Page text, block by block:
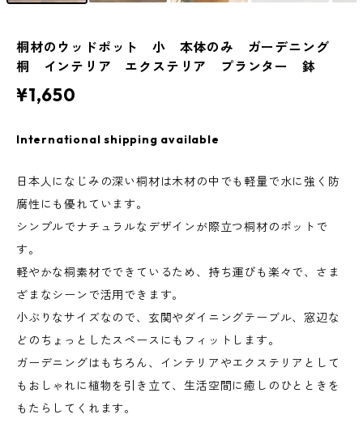
桐材のウッドポット 小 本体のみ ガーデニング
桐 インテリア エクステリア プランター 鉢
¥1,650
International shipping available
日本人になじみの深い桐材は木材の中でも軽量で水に強く防
腐性にも優れています。
シンプルでナチュラルなデザインが際立つ桐材のポットで
す。
軽やかな桐素材でできているため、持ち運びも楽々で、さま
ざまなシーンで活用できます。
小ぶりなサイズなので、玄関やダイニングテーブル、窓辺な
どのちょっとしたスペースにもフィットします。
ガーデニングはもちろん、インテリアやエクステリアとして
もおしゃれに植物を引き立て、生活空間に癒しのひとときを
もたらしてくれます。